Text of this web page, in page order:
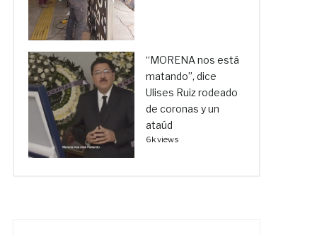
“MORENA nos está
matando”, dice
Ulises Ruiz rodeado
de coronas y un
ataúd
6k views